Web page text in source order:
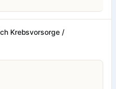
Krebsvorsorge /